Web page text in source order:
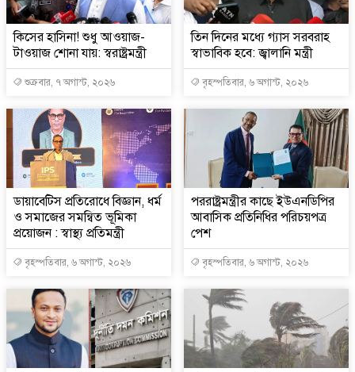
কিসের হাসিনা! শুধু আওয়াজ-
টাওয়াজ শোনা যায়: স্বরাষ্ট্রমন্ত্রী
শুক্রবার, ৭ অগাস্ট, ২০২৬
তিন দিনের মধ্যে গ্যাস সরবরাহ
স্বাভাবিক হবে: জ্বালানি মন্ত্রী
বৃহস্পতিবার, ৬ অগাস্ট, ২০২৬
ডায়াবেটিস প্রতিরোধে বিজ্ঞান, ধর্ম
ও সমাজের সমন্বিত ভূমিকা
প্রয়োজন : স্বাস্থ্য প্রতিমন্ত্রী
বৃহস্পতিবার, ৬ অগাস্ট, ২০২৬
পররাষ্ট্রমন্ত্রীর কা‌ছে ইউএনডিপির
আবাসিক প্রতিনিধির পরিচয়পত্র
পেশ
বৃহস্পতিবার, ৬ অগাস্ট, ২০২৬